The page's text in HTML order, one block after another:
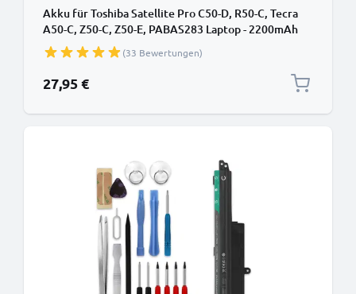
Akku für Toshiba Satellite Pro C50-D, R50-C, Tecra
A50-C, Z50-C, Z50-E, PABAS283 Laptop - 2200mAh
14.8V
(33 Bewertungen)
27,95 €